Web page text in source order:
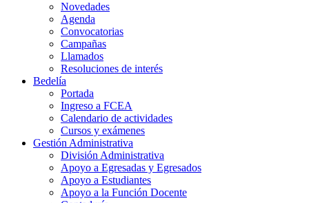
Novedades
Agenda
Convocatorias
Campañas
Llamados
Resoluciones de interés
Bedelía
Portada
Ingreso a FCEA
Calendario de actividades
Cursos y exámenes
Gestión Administrativa
División Administrativa
Apoyo a Egresadas y Egresados
Apoyo a Estudiantes
Apoyo a la Función Docente